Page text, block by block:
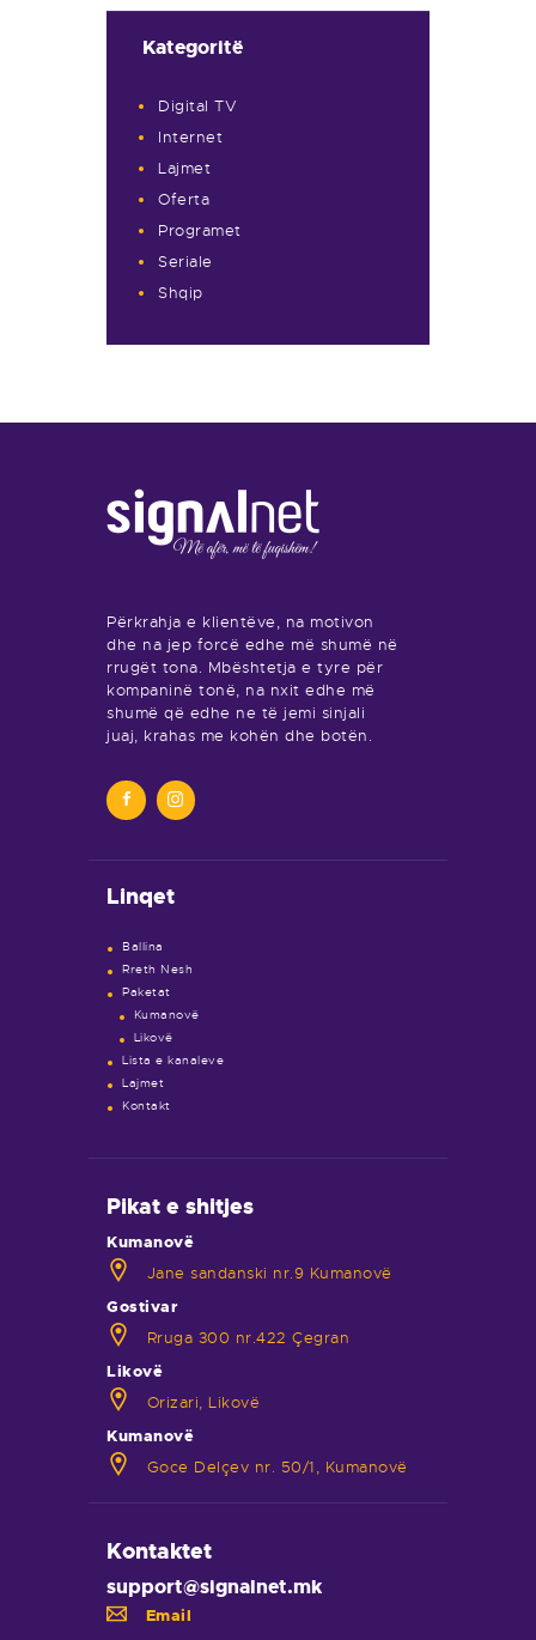
Kategoritë
Digital TV
Internet
Lajmet
Oferta
Programet
Seriale
Shqip
Përkrahja e klientëve, na motivon
dhe na jep forcë edhe më shumë në
rrugët tona. Mbështetja e tyre për
kompaninë tonë, na nxit edhe më
shumë që edhe ne të jemi sinjali
juaj, krahas me kohën dhe botën.
Linqet
Ballina
Rreth Nesh
Paketat
Kumanovë
Likovë
Lista e kanaleve
Lajmet
Kontakt
Pikat e shitjes
Kumanovë
Jane sandanski nr.9 Kumanovë
Gostivar
Rruga 300 nr.422 Çegran
Likovë
Orizari, Likovë
Kumanovë
Goce Delçev nr. 50/1, Kumanovë
Kontaktet
support@signalnet.mk
Email